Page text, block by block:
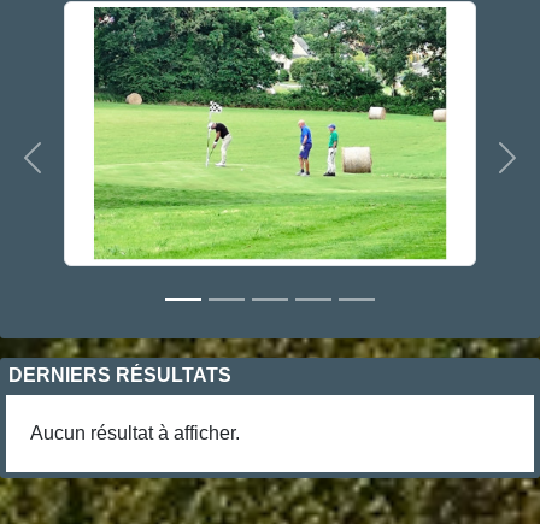
Précedent
DERNIERS RÉSULTATS
Aucun résultat à afficher.